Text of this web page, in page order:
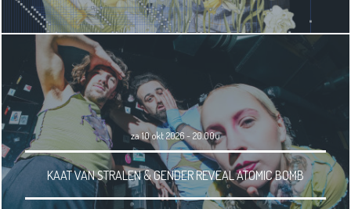
za 10 okt 2026 - 20.00u
KAAT VAN STRALEN & GENDER REVEAL ATOMIC BOMB